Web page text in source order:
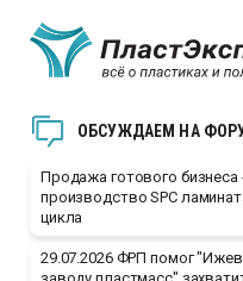
ОБСУЖДАЕМ НА
Продажа готового бизнеса
производство SPC
цикла
29.07.2026 ФРП помог